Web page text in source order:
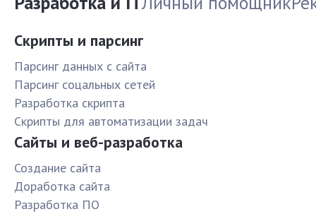
Скрипты и парсинг
Парсинг данных с сайта
Парсинг соцальных сетей
Разработка скрипта
Скрипты для автоматизации задач
Сайты и веб-разработка
Создание сайта
Доработка сайта
Разработка ПО